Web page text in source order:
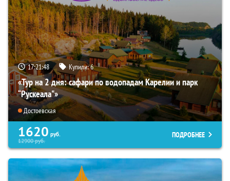
17:21:46 Купили:6
«Тур на 2 дня: сафари по водопадам Карелии и парк
“Рускеала"»
Достоевская
1620 руб.
12900руб.
ПОДРОБНЕЕ